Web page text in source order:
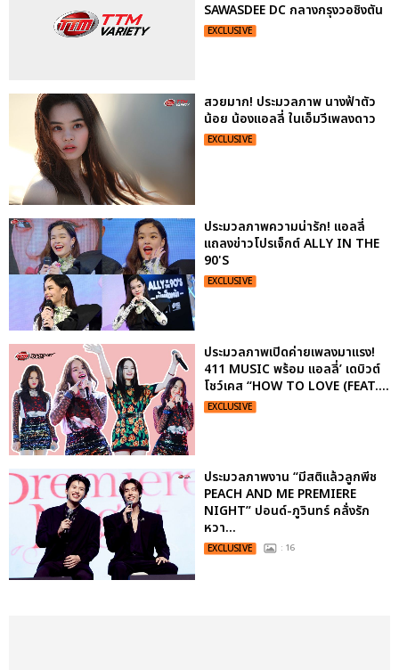
SAWASDEE DC กลางกรุงวอชิงตัน
EXCLUSIVE
สวยมาก! ประมวลภาพ นางฟ้าตัว
น้อย น้องแอลลี่ ในเอ็มวีเพลงดาว
EXCLUSIVE
ประมวลภาพความน่ารัก! แอลลี่
แถลงข่าวโปรเจ็กต์ ALLY IN THE
90'S
EXCLUSIVE
ประมวลภาพเปิดค่ายเพลงมาแรง!
411 MUSIC พร้อม แอลลี่’ เดบิวต์
โชว์เคส “HOW TO LOVE (FEAT....
EXCLUSIVE
ประมวลภาพงาน “มีสติแล้วลูกพีช
PEACH AND ME PREMIERE
NIGHT” ปอนด์-ภูวินทร์ คลั่งรัก
หวา...
EXCLUSIVE : 16